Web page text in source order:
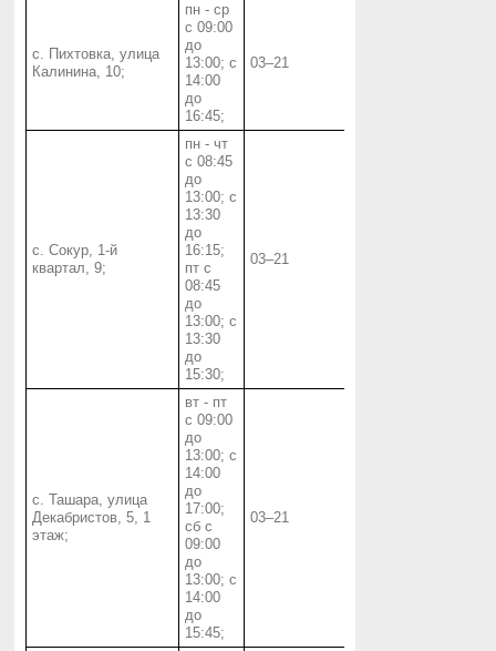
с. Пихтовка, улица
Калинина, 10;
пн - ср
с 09:00
до
13:00; с
14:00
до
16:45;
03‒21
с. Сокур, 1-й
квартал, 9;
пн - чт
с 08:45
до
13:00; с
13:30
до
16:15;
пт с
08:45
до
13:00; с
13:30
до
15:30;
03‒21
с. Ташара, улица
Декабристов, 5, 1
этаж;
вт - пт
с 09:00
до
13:00; с
14:00
до
17:00;
сб с
09:00
до
13:00; с
14:00
до
15:45;
03‒21